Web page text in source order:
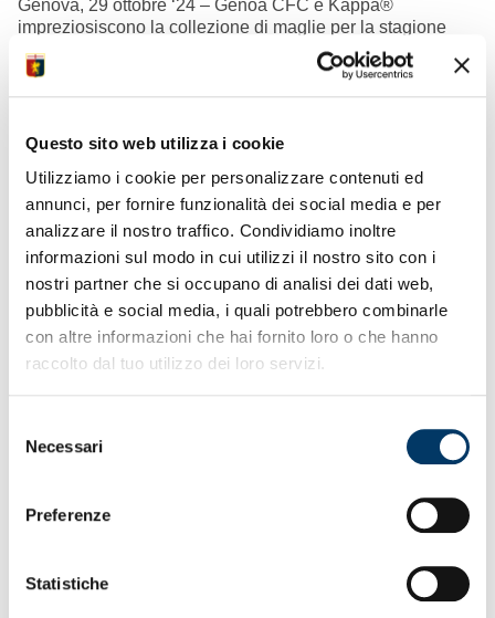
Questo sito web utilizza i cookie
Utilizziamo i cookie per personalizzare contenuti ed
annunci, per fornire funzionalità dei social media e per
analizzare il nostro traffico. Condividiamo inoltre
informazioni sul modo in cui utilizzi il nostro sito con i
nostri partner che si occupano di analisi dei dati web,
pubblicità e social media, i quali potrebbero combinarle
con altre informazioni che hai fornito loro o che hanno
raccolto dal tuo utilizzo dei loro servizi.
delNecessari
Preferenze
Statistiche
Genova, 29 ottobre ‘24 – Genoa CFC e Kappa®
impreziosiscono la collezione di maglie per la stagione
calcistica 2024/2025 con il lancio di un terzo kit. Questa
maglia KOMBAT™ PRO 2025, realizzata in tessuto
elasticizzato riciclato e dotata della tecnologia HYDRO-
e raffinato: si tratta di una jersey interamente nera con
l’iconico stemma del Grifone. Sul retro del collo spicca il
lettering in oro “DALL’INIZIO, PER SEMPRE”, un tributo
all’identità e alla storia del club più antico d’Italia.
Anche in questa occasione, Kappa® e Genoa CFC
rinnovano il loro impegno nel valorizzare il kit attraverso la
video esclusiva: “The
Dark side of Genoa”. Questo
progetto celebra sia la nuova terza maglia, sia il tessuto